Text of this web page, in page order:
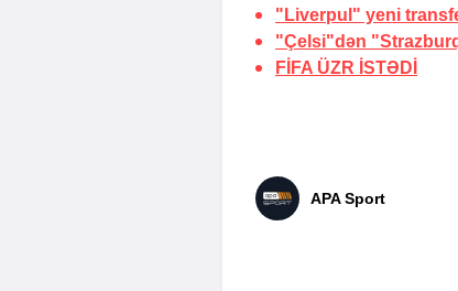
"Liverpul" yeni
"Çelsi"dən
FİFA ÜZR İSTƏDİ
APA Sport